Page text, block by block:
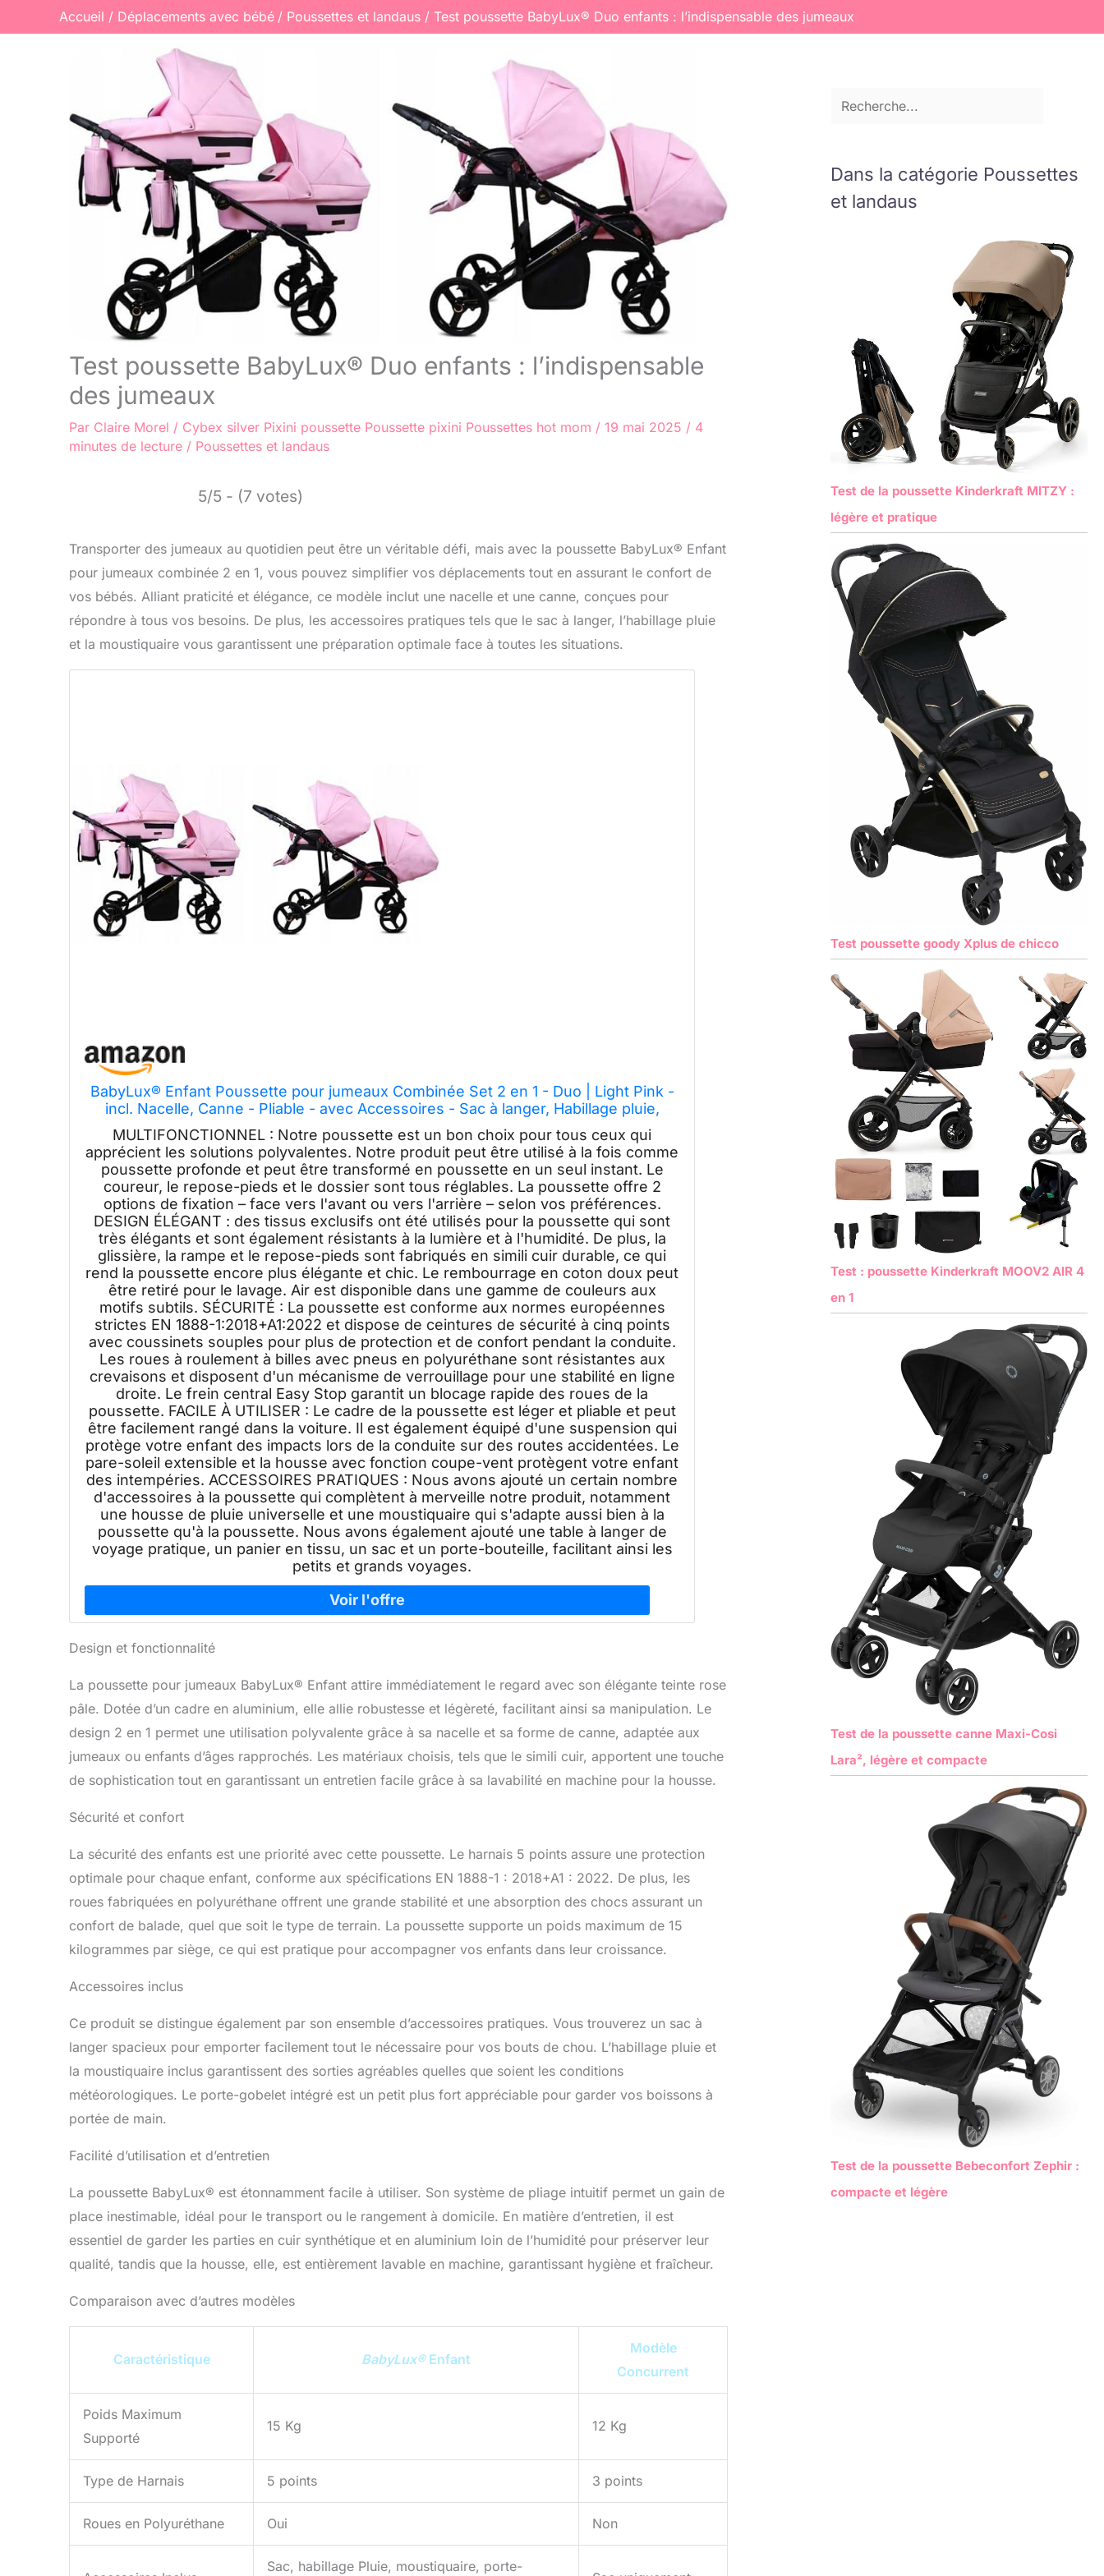
Accueil Déplacements avec bébé Poussettes et landaus Test poussette BabyLux® Duo enfants : l’indispensable des jumeaux
Test poussette BabyLux® Duo enfants : l’indispensable
des jumeaux
Par Claire Morel / Cybex silver Pixini poussette Poussette pixini Poussettes hot mom / 19 mai 2025 / 4
minutes de lecture / Poussettes et landaus
5/5 - (7 votes)
Transporter des jumeaux au quotidien peut être un véritable défi, mais avec la poussette BabyLux® Enfant
pour jumeaux combinée 2 en 1, vous pouvez simplifier vos déplacements tout en assurant le confort de
vos bébés. Alliant praticité et élégance, ce modèle inclut une nacelle et une canne, conçues pour
répondre à tous vos besoins. De plus, les accessoires pratiques tels que le sac à langer, l’habillage pluie
et la moustiquaire vous garantissent une préparation optimale face à toutes les situations.
BabyLux® Enfant Poussette pour jumeaux Combinée Set 2 en 1 - Duo | Light Pink -
incl. Nacelle, Canne - Pliable - avec Accessoires - Sac à langer, Habillage pluie,
Moustiquaire, Porte-gobelet etc.
MULTIFONCTIONNEL : Notre poussette est un bon choix pour tous ceux qui
apprécient les solutions polyvalentes. Notre produit peut être utilisé à la fois comme
poussette profonde et peut être transformé en poussette en un seul instant. Le
coureur, le repose-pieds et le dossier sont tous réglables. La poussette offre 2
options de fixation – face vers l'avant ou vers l'arrière – selon vos préférences.
DESIGN ÉLÉGANT : des tissus exclusifs ont été utilisés pour la poussette qui sont
très élégants et sont également résistants à la lumière et à l'humidité. De plus, la
glissière, la rampe et le repose-pieds sont fabriqués en simili cuir durable, ce qui
rend la poussette encore plus élégante et chic. Le rembourrage en coton doux peut
être retiré pour le lavage. Air est disponible dans une gamme de couleurs aux
motifs subtils. SÉCURITÉ : La poussette est conforme aux normes européennes
strictes EN 1888-1:2018+A1:2022 et dispose de ceintures de sécurité à cinq points
avec coussinets souples pour plus de protection et de confort pendant la conduite.
Les roues à roulement à billes avec pneus en polyuréthane sont résistantes aux
crevaisons et disposent d'un mécanisme de verrouillage pour une stabilité en ligne
droite. Le frein central Easy Stop garantit un blocage rapide des roues de la
poussette. FACILE À UTILISER : Le cadre de la poussette est léger et pliable et peut
être facilement rangé dans la voiture. Il est également équipé d'une suspension qui
protège votre enfant des impacts lors de la conduite sur des routes accidentées. Le
pare-soleil extensible et la housse avec fonction coupe-vent protègent votre enfant
des intempéries. ACCESSOIRES PRATIQUES : Nous avons ajouté un certain nombre
d'accessoires à la poussette qui complètent à merveille notre produit, notamment
une housse de pluie universelle et une moustiquaire qui s'adapte aussi bien à la
poussette qu'à la poussette. Nous avons également ajouté une table à langer de
voyage pratique, un panier en tissu, un sac et un porte-bouteille, facilitant ainsi les
petits et grands voyages.
Design et fonctionnalité
La poussette pour jumeaux BabyLux® Enfant attire immédiatement le regard avec son élégante teinte rose
pâle. Dotée d’un cadre en aluminium, elle allie robustesse et légèreté, facilitant ainsi sa manipulation. Le
design 2 en 1 permet une utilisation polyvalente grâce à sa nacelle et sa forme de canne, adaptée aux
jumeaux ou enfants d’âges rapprochés. Les matériaux choisis, tels que le simili cuir, apportent une touche
de sophistication tout en garantissant un entretien facile grâce à sa lavabilité en machine pour la housse.
Sécurité et confort
La sécurité des enfants est une priorité avec cette poussette. Le harnais 5 points assure une protection
optimale pour chaque enfant, conforme aux spécifications EN 1888-1 : 2018+A1 : 2022. De plus, les
roues fabriquées en polyuréthane offrent une grande stabilité et une absorption des chocs assurant un
confort de balade, quel que soit le type de terrain. La poussette supporte un poids maximum de 15
kilogrammes par siège, ce qui est pratique pour accompagner vos enfants dans leur croissance.
Accessoires inclus
Ce produit se distingue également par son ensemble d’accessoires pratiques. Vous trouverez un sac à
langer spacieux pour emporter facilement tout le nécessaire pour vos bouts de chou. L’habillage pluie et
la moustiquaire inclus garantissent des sorties agréables quelles que soient les conditions
météorologiques. Le porte-gobelet intégré est un petit plus fort appréciable pour garder vos boissons à
portée de main.
Facilité d’utilisation et d’entretien
La poussette BabyLux® est étonnamment facile à utiliser. Son système de pliage intuitif permet un gain de
place inestimable, idéal pour le transport ou le rangement à domicile. En matière d’entretien, il est
essentiel de garder les parties en cuir synthétique et en aluminium loin de l’humidité pour préserver leur
qualité, tandis que la housse, elle, est entièrement lavable en machine, garantissant hygiène et fraîcheur.
Comparaison avec d’autres modèles
Caractéristique BabyLux®Enfant
Modèle
Concurrent
Poids Maximum
Supporté
15 Kg 12 Kg
Type de Harnais 5 points 3 points
Roues en Polyuréthane Oui Non
Sac, habillage Pluie, moustiquaire, porte-
Dans la catégorie Poussettes
et landaus
Test de la poussette Kinderkraft MITZY :
légère et pratique
Test poussette goody Xplus de chicco
Test : poussette Kinderkraft MOOV2 AIR 4
en 1
Test de la poussette canne Maxi-Cosi
Lara², légère et compacte
Test de la poussette Bebeconfort Zephir :
compacte et légère